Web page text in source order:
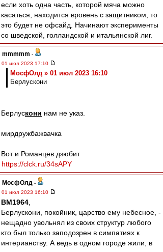
если хоть одна часть, которой мяча можно
касаться, находится вровень с защитником, то
это будет не офсайд. Начинают эксперименты
со шведской, голландской и итальянской лиг.
mmmmm -
01 июл 2023 17:10
МосфОлд » 01 июл 2023 16:10
Берлускони
Берлускони нам не указ.
мирдружбажвачка
Вот и Романцев дзюбит
https://clck.ru/34sAPY
МосфОлд -
01 июл 2023 16:10
BM1964
Берлускони, покойник, царство ему небесное, -
нещадно увольнял из своих структур любого
кто был только заподозрен в симпатиях к
интерианству. А ведь в одном городе жили, в